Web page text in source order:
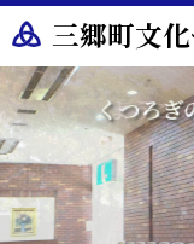
三郷町文
ようこ
くつろぎ